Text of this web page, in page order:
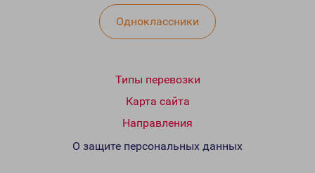
Одноклассники
Типы перевозки
Карта сайта
Направления
О защите персональных данных